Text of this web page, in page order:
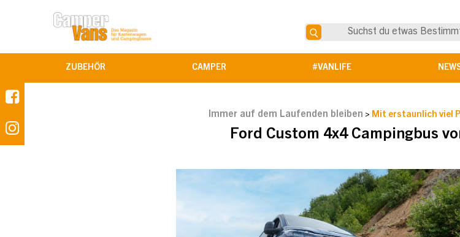
ZUBEHÖR CAMPER #VANLIFE
Immer auf dem Laufenden bleiben > Mit erstaunlich viel
Ford Custom 4x4 Campingbus